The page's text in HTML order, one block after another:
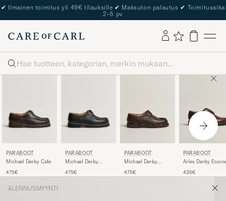
✔ Ilmainen toimitus yli 49€ tilauksille ✔ Maksuton palautus ✔ Toimitusaika
2–5 pv
Haku
PARABOOT
Michael Derby Cafe
475€
PARABOOT
Michael Derby
475€
PARABOOT
Michael Derby
475€
PARABOOT
Arles Derby
435€
ALENNUSMYYNTI